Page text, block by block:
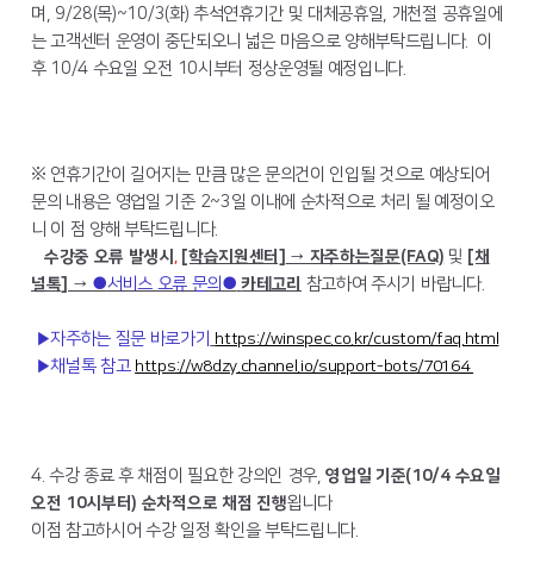
며, 9/28(목)~10/3(화) 추석연휴기간 및 대체공휴일, 개천절 공휴일에
는 고객센터 운영이 중단되오니 넓은 마음으로 양해부탁드립니다. 이
후 10/4 수요일 오전 10시부터 정상운영될 예정입니다.
※ 연휴기간이 길어지는 만큼 많은 문의건이 인입될 것으로 예상되어
문의 내용은 영업일 기준 2~3일 이내에 순차적으로 처리 될 예정이오
니 이 점 양해 부탁드립니다.
수강중 오류 발생시 , [학습지원센터] → ​ 자주하는질문(FAQ) 및 [채
널톡] → ●서비스 오류 문의● ​카테고리 참고하여 주시기 바랍니다.
▶자주하는 질문 바로가기
https://winspec.co.kr/custom/faq.html
▶채널톡 참고 https://w8dzy.channel.io/support-bots/70164
4. 수강 종료 후 채점이 필요한 강의인 경우,영업일 기준(10/4 수요일
오전 10시부터) 순차적으로 채점 진행욉니다
이점 참고하시어 수강 일정 확인을 부탁드립니다.